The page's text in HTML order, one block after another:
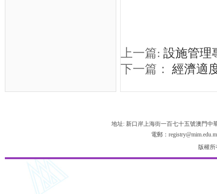
上一篇: 設施管理
下一篇： 經濟適
地址: 新口岸上海街一百七十五號澳門中
電郵：
版權